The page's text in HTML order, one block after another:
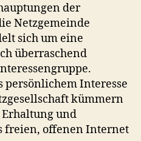
der
Netzgemeinde
sich um eine
überraschend
persönlichem Interesse
kümmern
und
freien, offenen Internet